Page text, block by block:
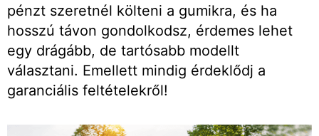
pénzt szeretnél költeni a gumikra, és ha
hosszú távon gondolkodsz, érdemes lehet
egy drágább, de tartósabb modellt
választani. Emellett mindig érdeklődj a
garanciális feltételekről!